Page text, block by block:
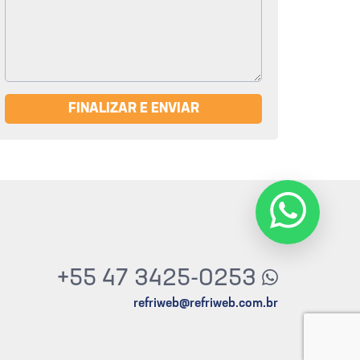
FINALIZAR E ENVIAR
+55 47 3425-0253
refriweb@refriweb.com.br